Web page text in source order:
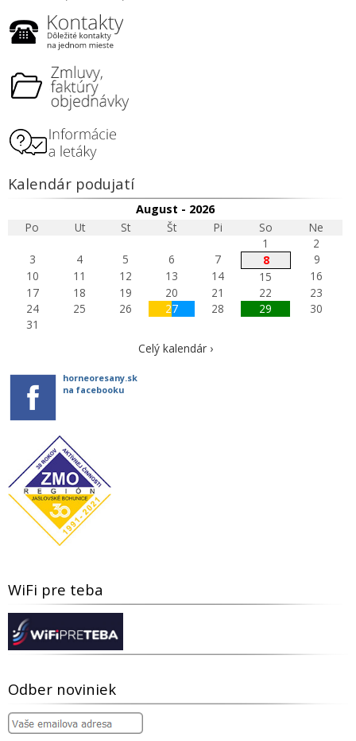
Kalendár podujatí
August - 2026
Po
Ut St Št Pi So
Ne
1
2
3
4 5 6 7 8
9
10
11 12 13 14 15
16
17
18 19 20 21 22
23
24
25 26 27 28 29
30
31
Celý kalendár ›
horneoresany.sk
na facebooku
WiFi pre teba
Odber noviniek